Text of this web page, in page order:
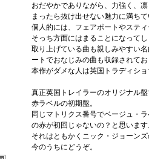
おだやかでありながら、力強く、
まったら抜け出せない魅力に満ちて
個人的には、フェアポートやステ
そっち方面にはまることになって
取り上げている曲も親しみやすい名
ートでおなじみの曲も収録されて
本作がダメな人は英国トラディシ
真正英国トレイラーのオリジナル盤
赤ラベルの初期盤。
同じマトリクス番号でベージュ・
の赤が初回じゃないの？と思いま
それはともかくニック・ジョーン
今のうちにどうぞ。